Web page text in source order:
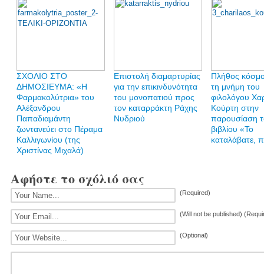
ΣΧΟΛΙΟ ΣΤΟ
ΔΗΜΟΣΙΕΥΜΑ: «Η
Φαρμακολύτρια» του
Αλέξανδρου
Παπαδιαμάντη
ζωντανεύει στο Πέραμα
Καλλιγωνίου (της
Χριστίνας Μιχαλά)
Επιστολή διαμαρτυρίας
για την επικινδυνότητα
του μονοπατιού προς
τον καταρράκτη Ράχης
Νυδριού
Πλήθος
τη μνήμη του
φιλολόγου
Κούρτη στην
παρουσίαση
βιβλίου «Το
καταλάβατε,
Αφήστε το σχόλιό σας
(Required)
(Will not be published)
(Optional)